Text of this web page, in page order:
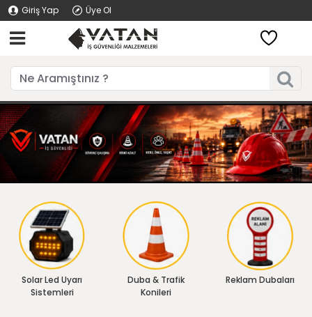
Giriş Yap Üye Ol
Solar Led Uyarı
Sistemleri
Duba & Trafik
Konileri
Reklam Dubaları